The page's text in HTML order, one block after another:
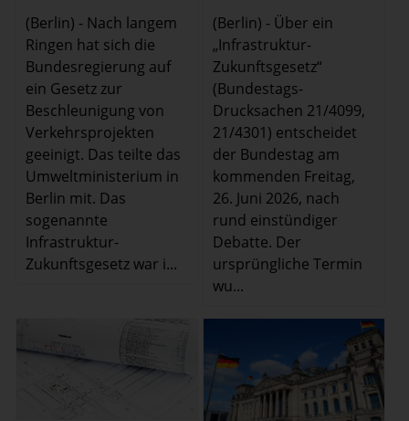
(Berlin) - Nach langem
Ringen hat sich die
Bundesregierung auf
ein Gesetz zur
Beschleunigung von
Verkehrsprojekten
geeinigt. Das teilte das
Umweltministerium in
Berlin mit. Das
sogenannte
Infrastruktur-
Zukunftsgesetz war i...
(Berlin) - Über ein
„Infrastruktur-
Zukunftsgesetz“
(Bundestags-
Drucksachen 21/4099,
21/4301) entscheidet
der Bundestag am
kommenden Freitag,
26. Juni 2026, nach
rund einstündiger
Debatte. Der
ursprüngliche Termin
wu...